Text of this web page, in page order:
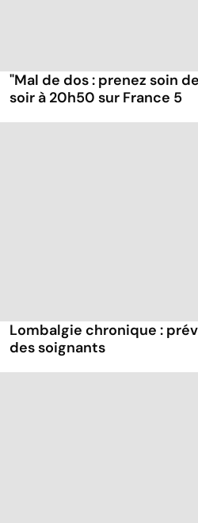
"Mal de dos : prenez soin
soir à 20h50 sur France 5
Lombalgie chronique :
des soignants